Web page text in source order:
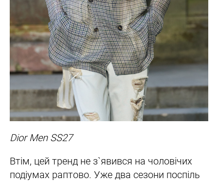
Dior Men SS27
Втім, цей тренд не з`явився на чоловічих
подіумах раптово. Уже два сезони поспіль